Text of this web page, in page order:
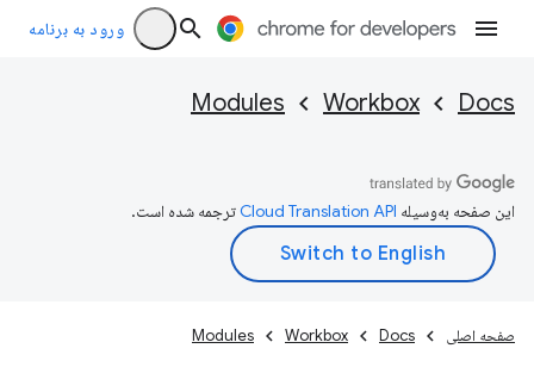
ورود به برنامه
Docs
Workbox
Modules
این صفحه به‌وسیله ترجمه شده است.
صفحه اصلی Docs
Workbox
Modules